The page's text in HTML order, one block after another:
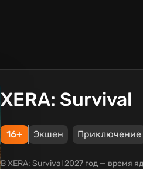
XERA: Survival
16+ Экшен Приключение
В XERA: Survival 2027 год — время